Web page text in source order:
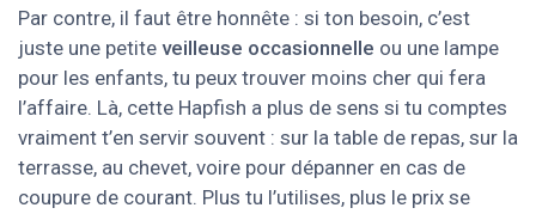
Par contre, il faut être honnête : si ton besoin, c’est
juste une petite veilleuse occasionnelle ou une lampe
pour les enfants, tu peux trouver moins cher qui fera
l’affaire. Là, cette Hapfish a plus de sens si tu comptes
vraiment t’en servir souvent : sur la table de repas, sur la
terrasse, au chevet, voire pour dépanner en cas de
coupure de courant. Plus tu l’utilises, plus le prix se